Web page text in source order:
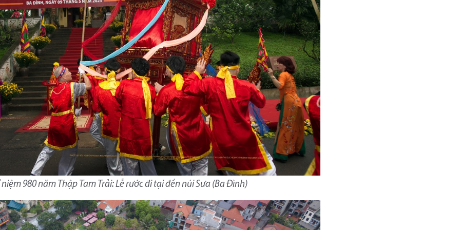
niệm 980 năm Thập Tam Trải: Lễ rước đi tại đền núi Sưa (Ba Đình)